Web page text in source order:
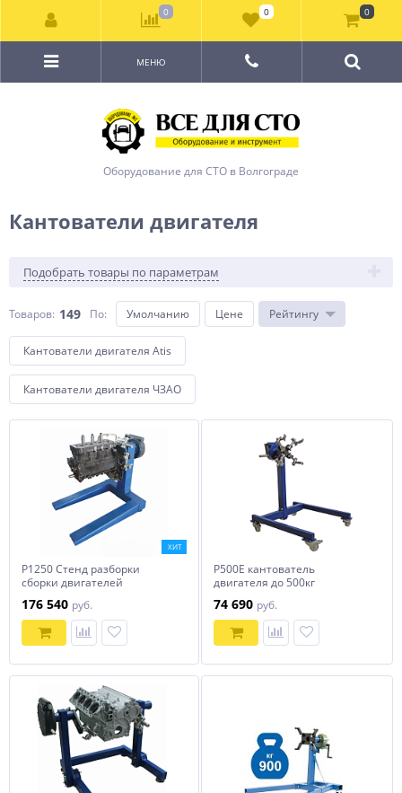
Оборудование для СТО в Волгограде
МЕНЮ
Кантователи двигателя
Подобрать товары по параметрам
Товаров: 149 По: Умолчанию Цене Рейтингу
Кантователи двигателя Atis
Кантователи двигателя ЧЗАО
ХИТ
Р1250 Стенд разборки
сборки двигателей
176 540 руб.
Р500Е кантователь
двигателя до 500кг
74 690 руб.
0 0 0